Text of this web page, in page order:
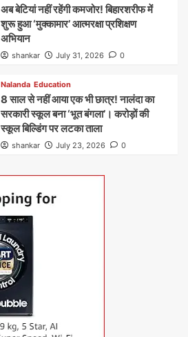
अब बेटियां नहीं रहेंगी कमजोर! बिहारशरीफ में
शुरू हुआ ‘मुक्कामार’ आत्मरक्षा प्रशिक्षण
अभियान
shankar July 31, 2026 0
Nalanda Education
8 साल से नहीं आया एक भी छात्र! नालंदा का
सरकारी स्कूल बना ‘भूत बंगला’। करोड़ों की
स्कूल बिल्डिंग पर लटका ताला
shankar July 23, 2026 0